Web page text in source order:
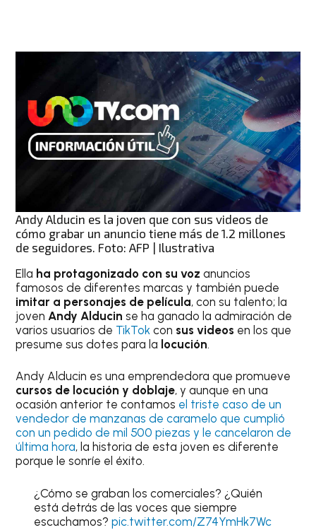
Andy Alducin es la joven que con sus videos de
cómo grabar un anuncio tiene más de 1.2 millones
de seguidores. Foto: AFP | Ilustrativa
Ella ha protagonizado con su vozanuncios
famosos de diferentes marcas y también puede
imitar a personajes de película, con su talento; la
joven Andy Alducin se ha ganado la admiración de
varios usuarios de TikTok con sus videos en los que
presume sus dotes para la locución.
Andy Alducin es una emprendedora que promueve
cursos de locución y doblaje, y aunque en una
ocasión anterior te contamos el triste caso de un
vendedor de manzanas de caramelo que cumplió
con un pedido de mil 500 piezas y le cancelaron de
última hora, la historia de esta joven es diferente
porque le sonríe el éxito.
¿Cómo se graban los comerciales? ¿Quién
está detrás de las voces que siempre
escuchamos? pic.twitter.com/Z74YmHk7Wc